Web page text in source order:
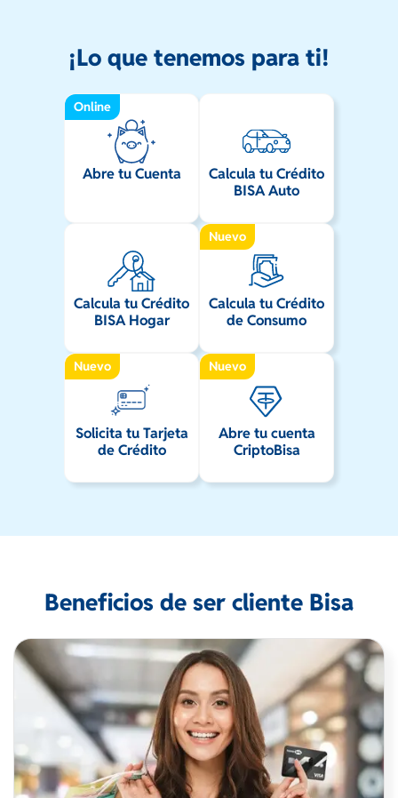
¡Lo que tenemos para ti!
Online
Abre tu Cuenta
Calcula tu Crédito
BISA Auto
Calcula tu Crédito
BISA Hogar
Nuevo
Calcula tu Crédito
de Consumo
Nuevo
Solicita tu Tarjeta
de Crédito
Nuevo
Abre tu cuenta
CriptoBisa
Beneficios de ser cliente Bisa